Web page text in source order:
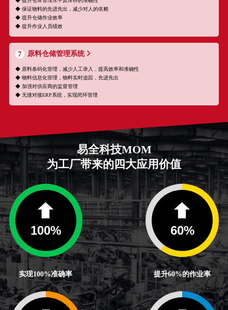
◆ 保证物料的先进先出，减少对人的依赖
◆ 提升仓储作业效率
◆ 提升作业人员绩效
7 原料仓储管理系统
◆ 原料条码化管理，减少人工录入，提高效率和准确性
◆ 物料信息化管理，物料实时追踪，先进先出
◆ 加强对供应商的监督管理
◆ 无缝对接ERP系统，实现闭环管理
易全科技MOM
为工厂带来的四大应用价值
100%
实现100%准确率
60%
提升60%的作业率